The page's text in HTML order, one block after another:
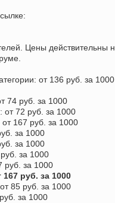
Цены действительны
от 136 руб. за 1000
74 руб. за 1000
от 72 руб. за 1000
167 руб. за 1000
за 1000
за 1000
за 1000
руб. за 1000
руб. за 1000
85 руб. за 1000
за 1000